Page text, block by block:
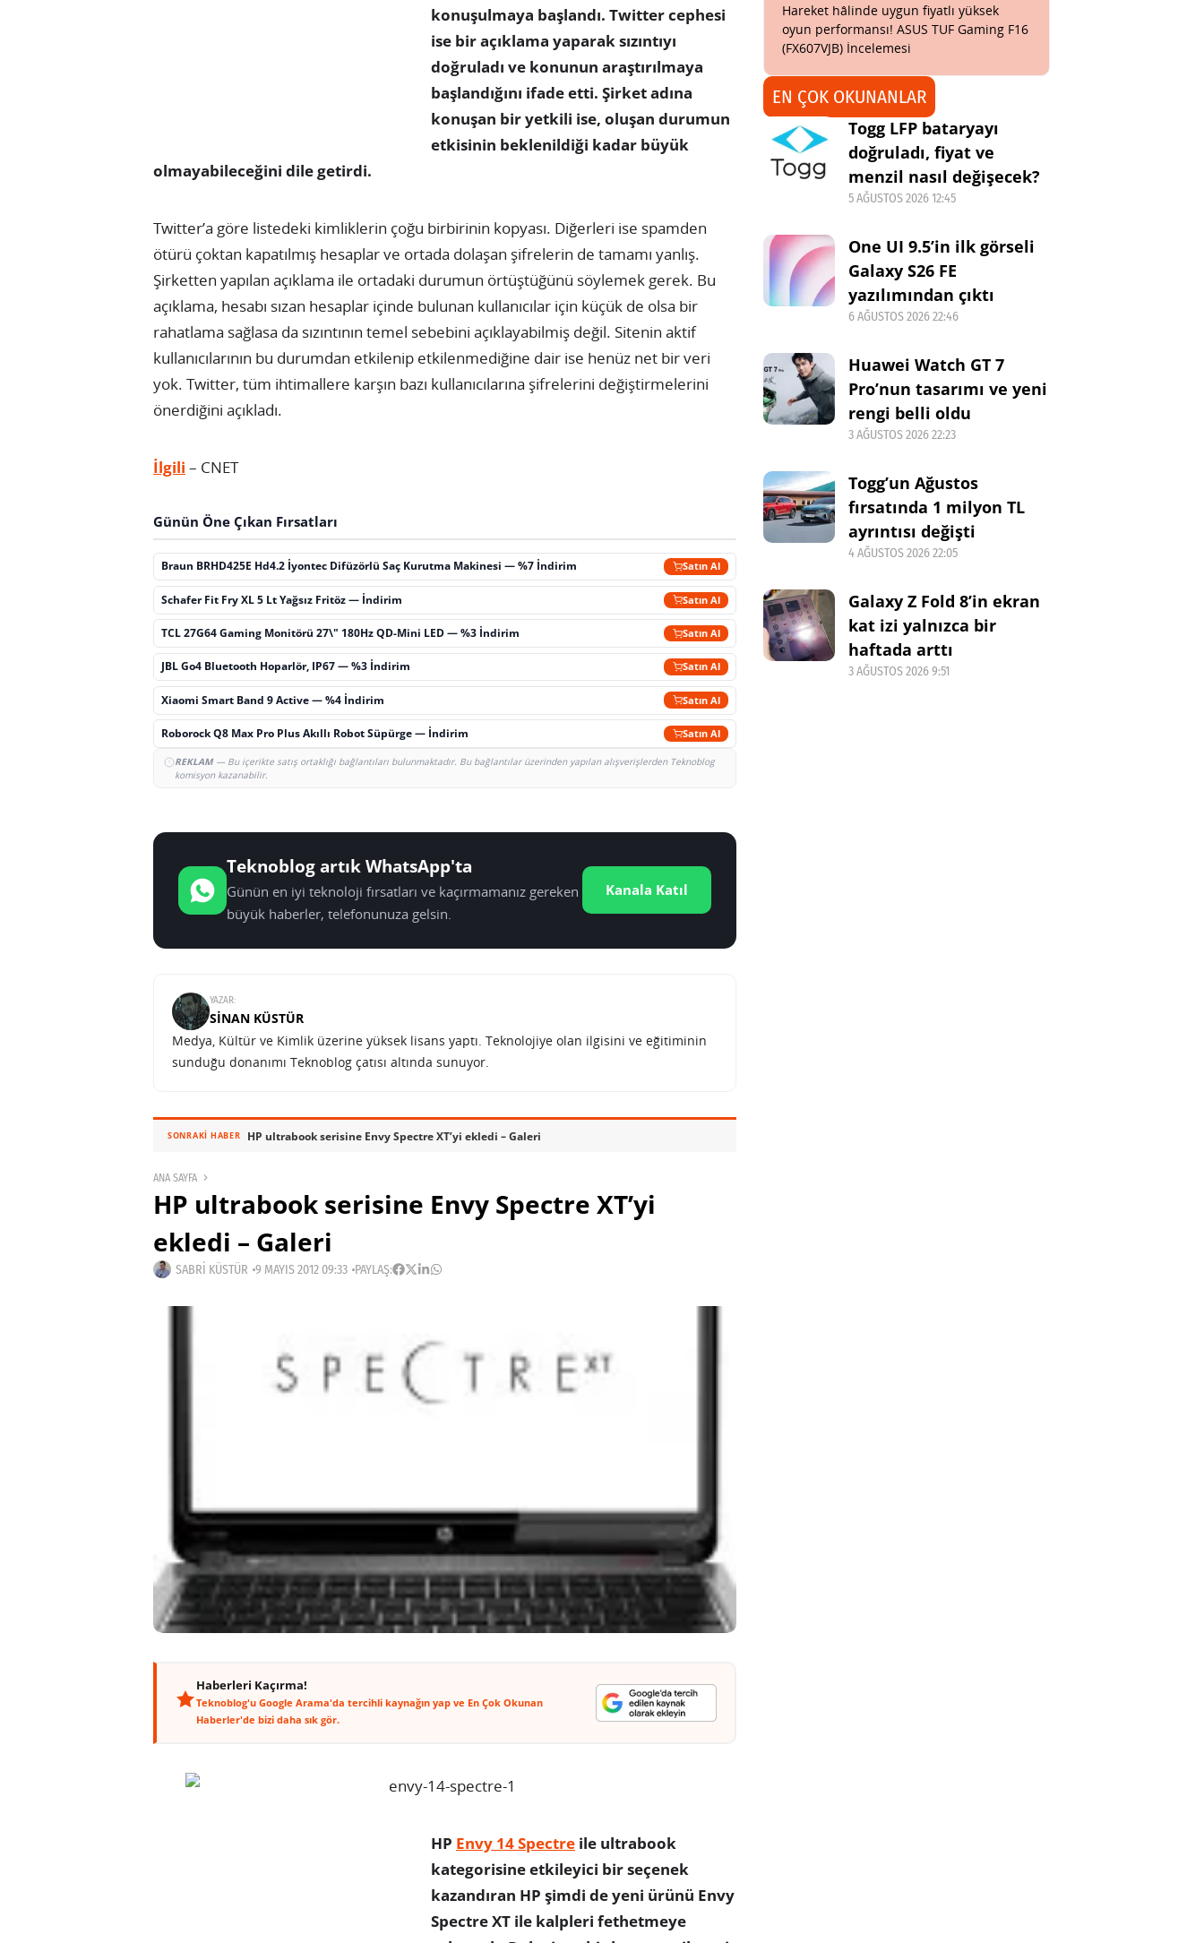
konuşulmaya başlandı. Twitter cephesi
ise bir açıklama yaparak sızıntıyı
doğruladı ve konunun araştırılmaya
başlandığını ifade etti. Şirket adına
konuşan bir yetkili ise, oluşan durumun
etkisinin beklenildiği kadar büyük
olmayabileceğini dile getirdi.
Twitter’a göre listedeki kimliklerin çoğu birbirinin kopyası. Diğerleri ise spamden
ötürü çoktan kapatılmış hesaplar ve ortada dolaşan şifrelerin de tamamı yanlış.
Şirketten yapılan açıklama ile ortadaki durumun örtüştüğünü söylemek gerek. Bu
açıklama, hesabı sızan hesaplar içinde bulunan kullanıcılar için küçük de olsa bir
rahatlama sağlasa da sızıntının temel sebebini açıklayabilmiş değil. Sitenin aktif
kullanıcılarının bu durumdan etkilenip etkilenmediğine dair ise henüz net bir veri
yok. Twitter, tüm ihtimallere karşın bazı kullanıcılarına şifrelerini değiştirmelerini
önerdiğini açıkladı.
İlgili – CNET
Günün Öne Çıkan Fırsatları
Braun BRHD425E Hd4.2 İyontec Difüzörlü Saç Kurutma Makinesi — %7 İndirim Satın Al
Schafer Fit Fry XL 5 Lt Yağsız Fritöz — İndirim Satın Al
TCL 27G64 Gaming Monitörü 27\" 180Hz QD-Mini LED — %3 İndirim Satın Al
JBL Go4 Bluetooth Hoparlör, IP67 — %3 İndirim Satın Al
Xiaomi Smart Band 9 Active — %4 İndirim Satın Al
Roborock Q8 Max Pro Plus Akıllı Robot Süpürge — İndirim Satın Al
REKLAM— Bu içerikte satış ortaklığı bağlantıları bulunmaktadır. Bu bağlantılar üzerinden yapılan alışverişlerden Teknoblog
komisyon kazanabilir.
Teknoblog artık WhatsApp'ta
Günün en iyi teknoloji fırsatları ve kaçırmamanız gereken
büyük haberler, telefonunuza gelsin.
Kanala Katıl
YAZAR:
SINAN KÜSTÜR
Medya, Kültür ve Kimlik üzerine yüksek lisans yaptı. Teknolojiye olan ilgisini ve eğitiminin
sunduğu donanımı Teknoblog çatısı altında sunuyor.
SONRAKI HABER HP ultrabook serisine Envy Spectre XT’yi ekledi – Galeri
ANA SAYFA
HP ultrabook serisine Envy Spectre XT’yi
ekledi – Galeri
SABRI KÜSTÜR 9 MAYIS 2012 09:33 PAYLAŞ:
Haberleri Kaçırma!
Teknoblog'u Google Arama'da tercihli kaynağın yap ve En Çok Okunan
Haberler'de bizi daha sık gör.
HP Envy 14 Spectre ile ultrabook
kategorisine etkileyici bir seçenek
kazandıran HP şimdi de yeni ürünü Envy
Spectre XT ile kalpleri fethetmeye
Hareket hâlinde uygun fiyatlı yüksek
oyun performansı! ASUS TUF Gaming F16
(FX607VJB) İncelemesi
EN ÇOK OKUNANLAR
Togg LFP bataryayı
doğruladı, fiyat ve
menzil nasıl değişecek?
5 AĞUSTOS 2026 12:45
One UI 9.5’in ilk görseli
Galaxy S26 FE
yazılımından çıktı
6 AĞUSTOS 2026 22:46
Huawei Watch GT 7
Pro’nun tasarımı ve yeni
rengi belli oldu
3 AĞUSTOS 2026 22:23
Togg’un Ağustos
fırsatında 1 milyon TL
ayrıntısı değişti
4 AĞUSTOS 2026 22:05
Galaxy Z Fold 8’in ekran
kat izi yalnızca bir
haftada arttı
3 AĞUSTOS 2026 9:51